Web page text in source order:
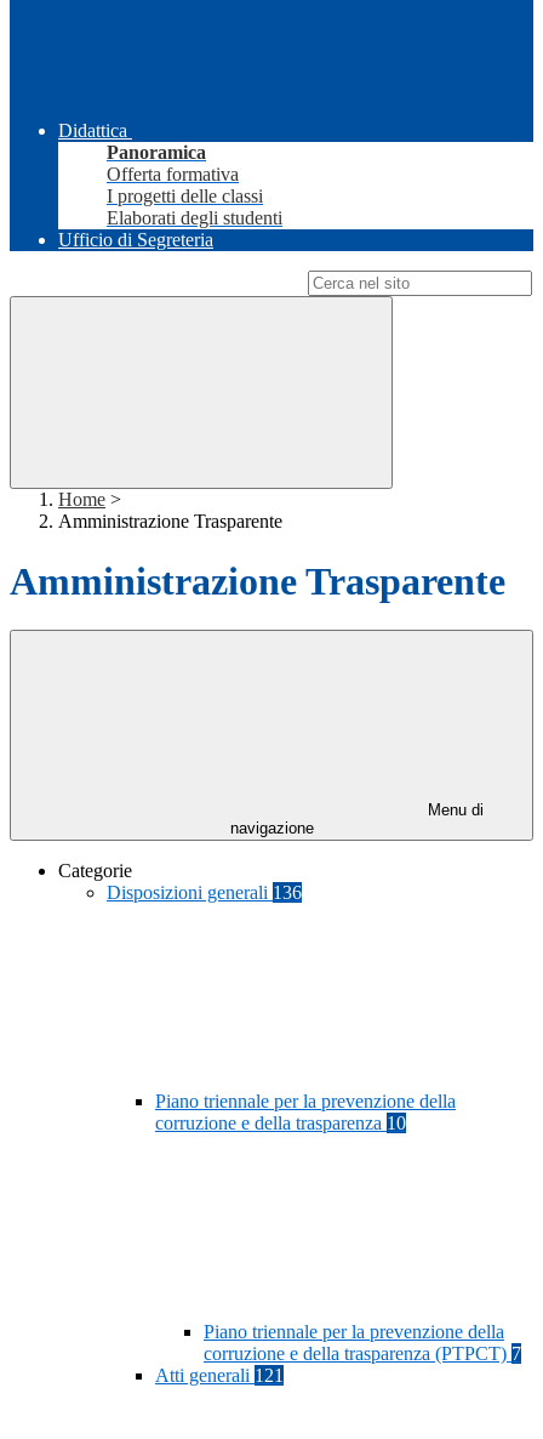
Didattica
Panoramica
Offerta formativa
I progetti delle classi
Elaborati degli studenti
Ufficio di Segreteria
Home >
Amministrazione Trasparente
Amministrazione Trasparente
Menu di
navigazione
Categorie
Disposizioni generali 136
Piano triennale per la prevenzione della
corruzione e della trasparenza 10
Piano triennale per la prevenzione della
corruzione e della trasparenza (PTPCT) 7
Atti generali 121